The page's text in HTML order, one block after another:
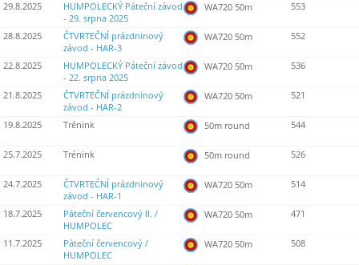
29.8.2025
HUMPOLECKÝ Páteční závod
- 29. srpna 2025
WA720 50m 553
28.8.2025
ČTVRTEČNÍ prázdninový
závod - HAR-3
WA720 50m 552
22.8.2025
HUMPOLECKÝ Páteční závod
- 22. srpna 2025
WA720 50m 536
21.8.2025
ČTVRTEČNÍ prázdninový
závod - HAR-2
WA720 50m 521
19.8.2025 Trénink 50m round 544
25.7.2025 Trénink 50m round 526
24.7.2025
ČTVRTEČNÍ prázdninový
závod - HAR-1
WA720 50m 514
18.7.2025
Páteční červencový II. /
HUMPOLEC
WA720 50m 471
11.7.2025
Páteční červencový /
HUMPOLEC
WA720 50m 508